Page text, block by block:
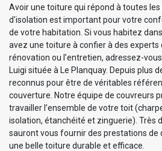
Avoir une toiture qui répond à toutes
d'isolation est important pour votre
de votre habitation. Si vous habitez
avez une toiture à confier à des experts
rénovation ou l’entretien, adressez-
Luigi située à Le Planquay. Depuis plus
reconnus pour être de véritables
couverture. Notre équipe de couvreurs
travailler l’ensemble de votre toit
isolation, étanchéité et zinguerie). Très
sauront vous fournir des prestations
une belle toiture durable et efficace.